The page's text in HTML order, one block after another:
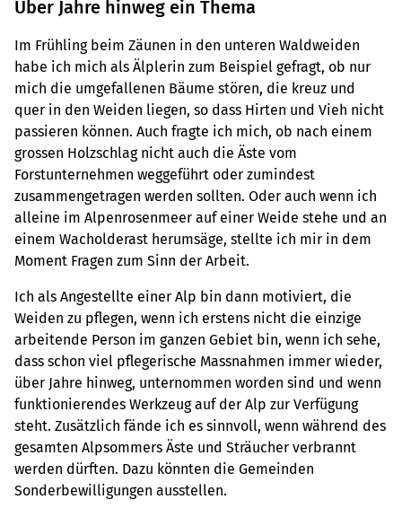
Über Jahre hinweg ein Thema
Im Frühling beim Zäunen in den unteren Waldweiden
habe ich mich als Älplerin zum Beispiel gefragt, ob nur
mich die umgefallenen Bäume stören, die kreuz und
quer in den Weiden liegen, so dass Hirten und Vieh nicht
passieren können. Auch fragte ich mich, ob nach einem
grossen Holzschlag nicht auch die Äste vom
Forstunternehmen weggeführt oder zumindest
zusammengetragen werden sollten. Oder auch wenn ich
alleine im Alpenrosenmeer auf einer Weide stehe und an
einem Wacholderast herumsäge, stellte ich mir in dem
Moment Fragen zum Sinn der Arbeit.
Ich als Angestellte einer Alp bin dann motiviert, die
Weiden zu pflegen, wenn ich erstens nicht die einzige
arbeitende Person im ganzen Gebiet bin, wenn ich sehe,
dass schon viel pflegerische Massnahmen immer wieder,
über Jahre hinweg, unternommen worden sind und wenn
funktionierendes Werkzeug auf der Alp zur Verfügung
steht. Zusätzlich fände ich es sinnvoll, wenn während des
gesamten Alpsommers Äste und Sträucher verbrannt
werden dürften. Dazu könnten die Gemeinden
Sonderbewilligungen ausstellen.